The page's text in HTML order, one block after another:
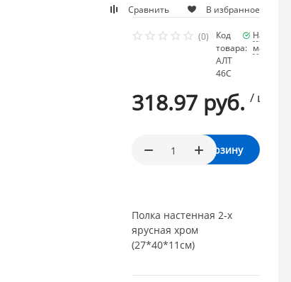
Сравнить В избранное
(0)
Код
товара:
АЛТ
46С
мало
318.97 руб. / шт.
В корзину
Полка настенная 2-х
ярусная хром
(27*40*11см)